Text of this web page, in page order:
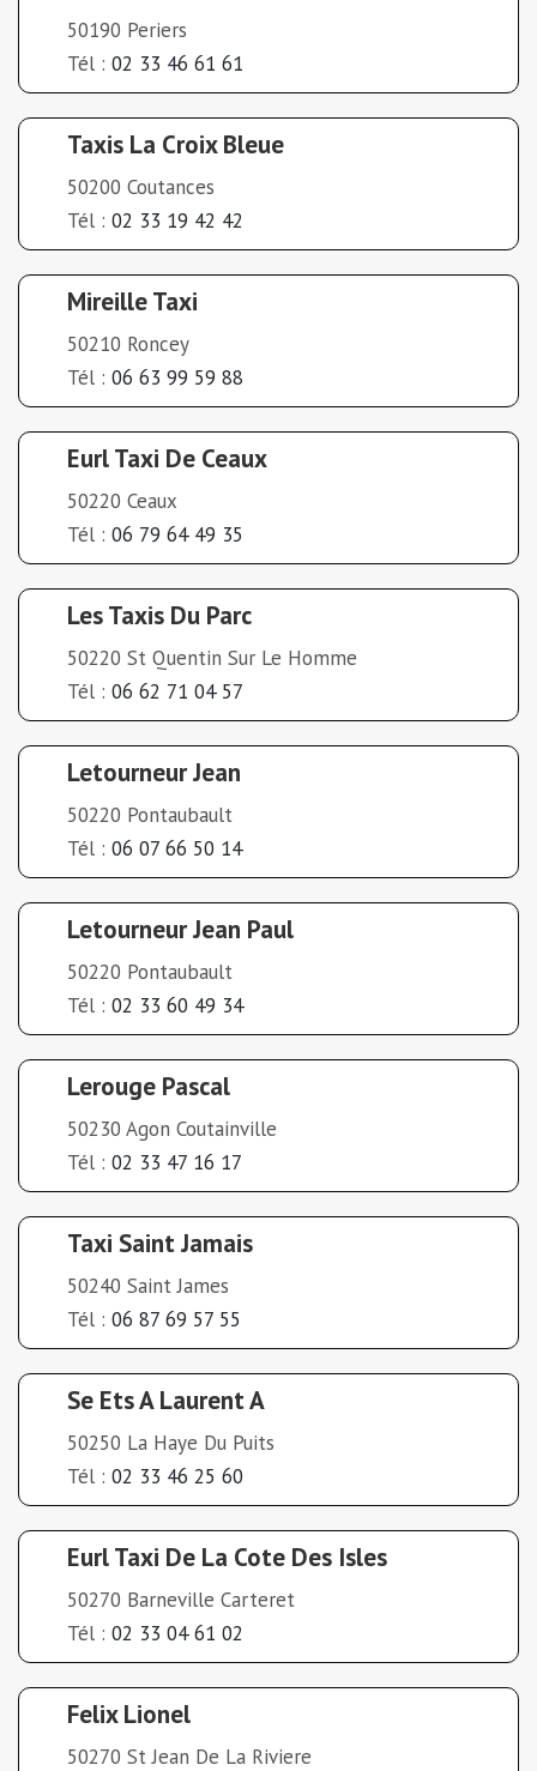
50190 Periers
Tél : 02 33 46 61 61
Taxis La Croix Bleue
50200 Coutances
Tél : 02 33 19 42 42
Mireille Taxi
50210 Roncey
Tél : 06 63 99 59 88
Eurl Taxi De Ceaux
50220 Ceaux
Tél : 06 79 64 49 35
Les Taxis Du Parc
50220 St Quentin Sur Le Homme
Tél : 06 62 71 04 57
Letourneur Jean
50220 Pontaubault
Tél : 06 07 66 50 14
Letourneur Jean Paul
50220 Pontaubault
Tél : 02 33 60 49 34
Lerouge Pascal
50230 Agon Coutainville
Tél : 02 33 47 16 17
Taxi Saint Jamais
50240 Saint James
Tél : 06 87 69 57 55
Se Ets A Laurent A
50250 La Haye Du Puits
Tél : 02 33 46 25 60
Eurl Taxi De La Cote Des Isles
50270 Barneville Carteret
Tél : 02 33 04 61 02
Felix Lionel
50270 St Jean De La Riviere